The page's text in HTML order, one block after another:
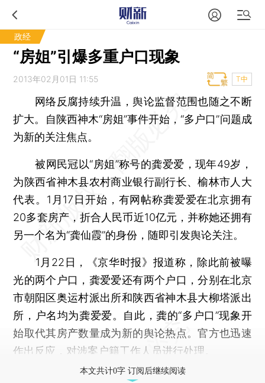
政经
“房姐”引爆多重户口现象
2013年02月01日 11:55 T中
网络反腐持续升温，舆论监督范围也随之不断
扩大。自陕西神木“房姐”事件开始，“多户口”问题成
为新的关注焦点。
被网民冠以“房姐”称号的龚爱爱，现年49岁，
为陕西省神木县农村商业银行副行长、榆林市人大
代表。1月17日开始，有网帖称龚爱爱在北京拥有
20多套房产，折合人民币近10亿元，并称她还拥有
另一个名为“龚仙霞”的身份，随即引发舆论关注。
1月22日，《京华时报》报道称，除此前被曝
光的两个户口，龚爱爱还有两个户口，分别在北京
市朝阳区奥运村派出所和陕西省神木县大柳塔派出
所，户名均为龚爱爱。自此，龚的“多户口”现象开
始取代其房产数量成为新的舆论热点。官方也迅速
作出反应，对涉案户籍工作人员进行处理。
本文共计0字 订阅后继续阅读